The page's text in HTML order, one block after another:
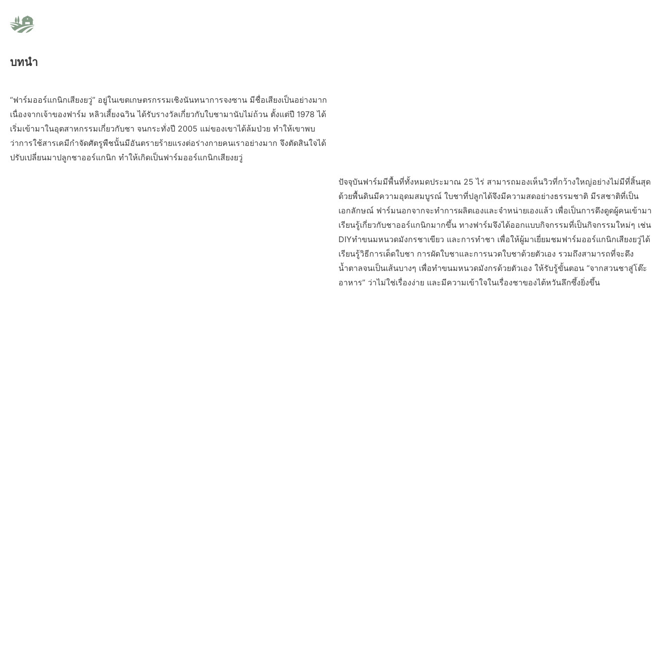
บทนำ
“ฟาร์มออร์แกนิกเสียงยวู่” อยู่ในเขตเกษตรกรรมเชิงนันทนาการจงซาน มีชื่อเสียงเป็นอย่างมาก
เนื่องจากเจ้าของฟาร์ม หลิวเสี้ยงฉวิน ได้รับรางวัลเกี่ยวกับใบชามานับไม่ถ้วน ตั้งแต่ปี 1978 ได้
เริ่มเข้ามาในอุตสาหกรรมเกี่ยวกับชา จนกระทั่งปี 2005 แม่ของเขาได้ล้มป่วย ทำให้เขาพบ
ว่าการใช้สารเคมีกำจัดศัตรูพืชนั้นมีอันตรายร้ายแรงต่อร่างกายคนเราอย่างมาก จึงตัดสินใจได้
ปรับเปลี่ยนมาปลูกชาออร์แกนิก ทำให้เกิดเป็นฟาร์มออร์แกนิกเสียงยวู่
ปัจจุบันฟาร์มมีพื้นที่ทั้งหมดประมาณ 25 ไร่ สามารถมองเห็นวิวที่กว้างใหญ่อย่างไม่มีที่สิ้นสุด
ด้วยพื้นดินมีความอุดมสมบูรณ์ ใบชาที่ปลูกได้จึงมีความสดอย่างธรรมชาติ มีรสชาติที่เป็น
เอกลักษณ์ ฟาร์มนอกจากจะทำการผลิตเองและจำหน่ายเองแล้ว เพื่อเป็นการดึงดูดผู้คนเข้ามา
เรียนรู้เกี่ยวกับชาออร์แกนิกมากขึ้น ทางฟาร์มจึงได้ออกแบบกิจกรรมที่เป็นกิจกรรมใหม่ๆ เช่น
DIYทำขนมหนวดมังกรชาเขียว และการทำชา เพื่อให้ผู้มาเยี่ยมชมฟาร์มออร์แกนิกเสียงยวู่ได้
เรียนรู้วิธีการเด็ดใบชา การผัดใบชาและการนวดใบชาด้วยตัวเอง รวมถึงสามารถที่จะดึง
น้ำตาลจนเป็นเส้นบางๆ เพื่อทำขนมหนวดมังกรด้วยตัวเอง ให้รับรู้ขั้นตอน “จากสวนชาสู่โต๊ะ
อาหาร” ว่าไม่ใช่เรื่องง่าย และมีความเข้าใจในเรื่องชาของไต้หวันลึกซึ้งยิ่งขึ้น